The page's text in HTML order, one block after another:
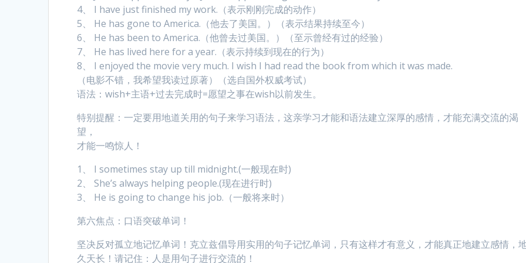
4、 I have just finished my work.（表示刚刚完成的动作）
5、 He has gone to America.（他去了美国。）（表示结果持续至今）
6、 He has been to America.（他曾去过美国。）（至示曾经有过的经验）
7、 He has lived here for a year.（表示持续到现在的行为）
8、 I enjoyed the movie very much. I wish I had read the book from which it was made.
（电影不错，我希望我读过原著）（选自国外权威考试）
语法：wish+主语+过去完成时=愿望之事在wish以前发生。
特别提醒：一定要用地道关用的句子来学习语法，这亲学习才能和语法建立深厚的感情，才能充满交流的渴
望，
才能一鸣惊人！
1、 I sometimes stay up till midnight.(一般现在时)
2、 She’s always helping people.(现在进行时)
3、 He is going to change his job.（一般将来时）
第六焦点：口语突破单词！
坚决反对孤立地记忆单词！克立兹倡导用实用的句子记忆单词，只有这样才有意义，才能真正地建立感情，
久天长！请记住：人是用句子进行交流的！